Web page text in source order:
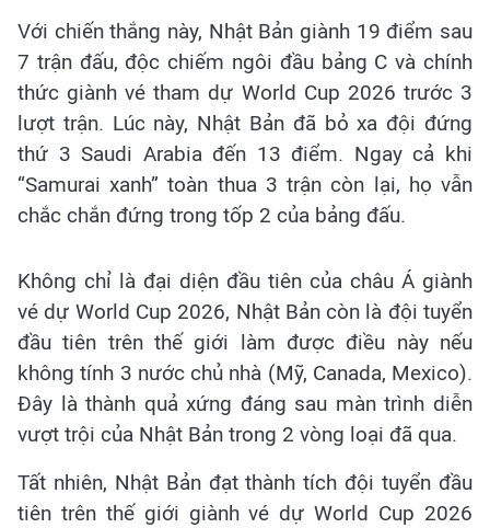
Với chiến thắng này, Nhật Bản giành 19 điểm sau
7 trận đấu, độc chiếm ngôi đầu bảng C và chính
thức giành vé tham dự World Cup 2026 trước 3
lượt trận. Lúc này, Nhật Bản đã bỏ xa đội đứng
thứ 3 Saudi Arabia đến 13 điểm. Ngay cả khi
“Samurai xanh” toàn thua 3 trận còn lại, họ vẫn
chắc chắn đứng trong tốp 2 của bảng đấu.
Không chỉ là đại diện đầu tiên của châu Á giành
vé dự World Cup 2026, Nhật Bản còn là đội tuyển
đầu tiên trên thế giới làm được điều này nếu
không tính 3 nước chủ nhà (Mỹ, Canada, Mexico).
Đây là thành quả xứng đáng sau màn trình diễn
vượt trội của Nhật Bản trong 2 vòng loại đã qua.
Tất nhiên, Nhật Bản đạt thành tích đội tuyển đầu
tiên trên thế giới giành vé dự World Cup 2026